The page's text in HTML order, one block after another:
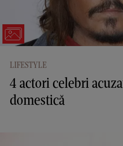
LIFESTYLE
4 actori celebri
domestică